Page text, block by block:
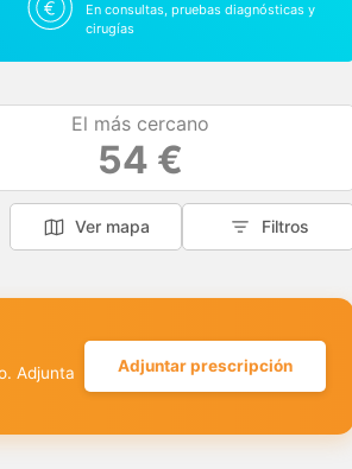
En consultas, pruebas diagnósticas y
cirugías
El más cercano
54 €
Ver mapa Filtros
Adjunta
Adjuntar prescripción